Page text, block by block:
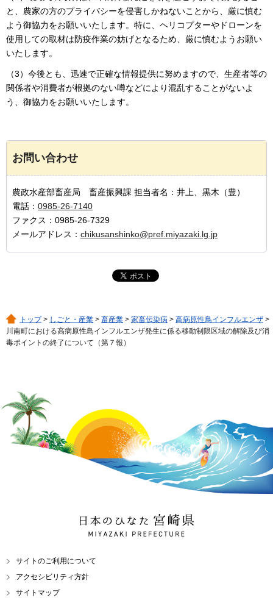
と、農家の方のプライバシーを侵害しかねないことから、厳に慎む
よう御協力をお願いいたします。特に、ヘリコプターやドローンを
使用しての取材は防疫作業の妨げとなるため、厳に慎むようお願い
いたします。
（3）今後とも、迅速で正確な情報提供に努めますので、生産者等の
関係者や消費者が根拠のない噂などにより混乱することがないよ
う、御協力をお願いいたします。
お問い合わせ
農政水産部畜産局 畜産振興課 担当者名：井上、黒木（豊）
電話： 0985-26-7140
ファクス：0985-26-7329
メールアドレス： chikusanshinko@pref.miyazaki.lg.jp
トップ> しごと・産業 > 畜産業 > 家畜伝染病 > 高病原性鳥インフルエンザ >
川南町における高病原性鳥インフルエンザ発生に係る移動制限区域の解除及び消
毒ポイントの終了について（第７報）
日本のひなた 宮崎県
MIYAZAKI PREFECTURE
サイトのご利用について
アクセシビリティ方針
サイトマップ